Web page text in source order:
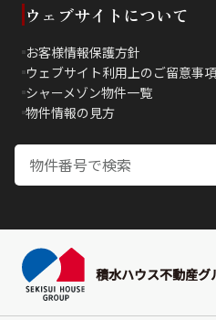
ウェブサイトについて
お客様情報保護方針
ウェブサイト利用上のご留意事項
シャーメゾン物件一覧
物件情報の見方
積水ハウス不動産グ